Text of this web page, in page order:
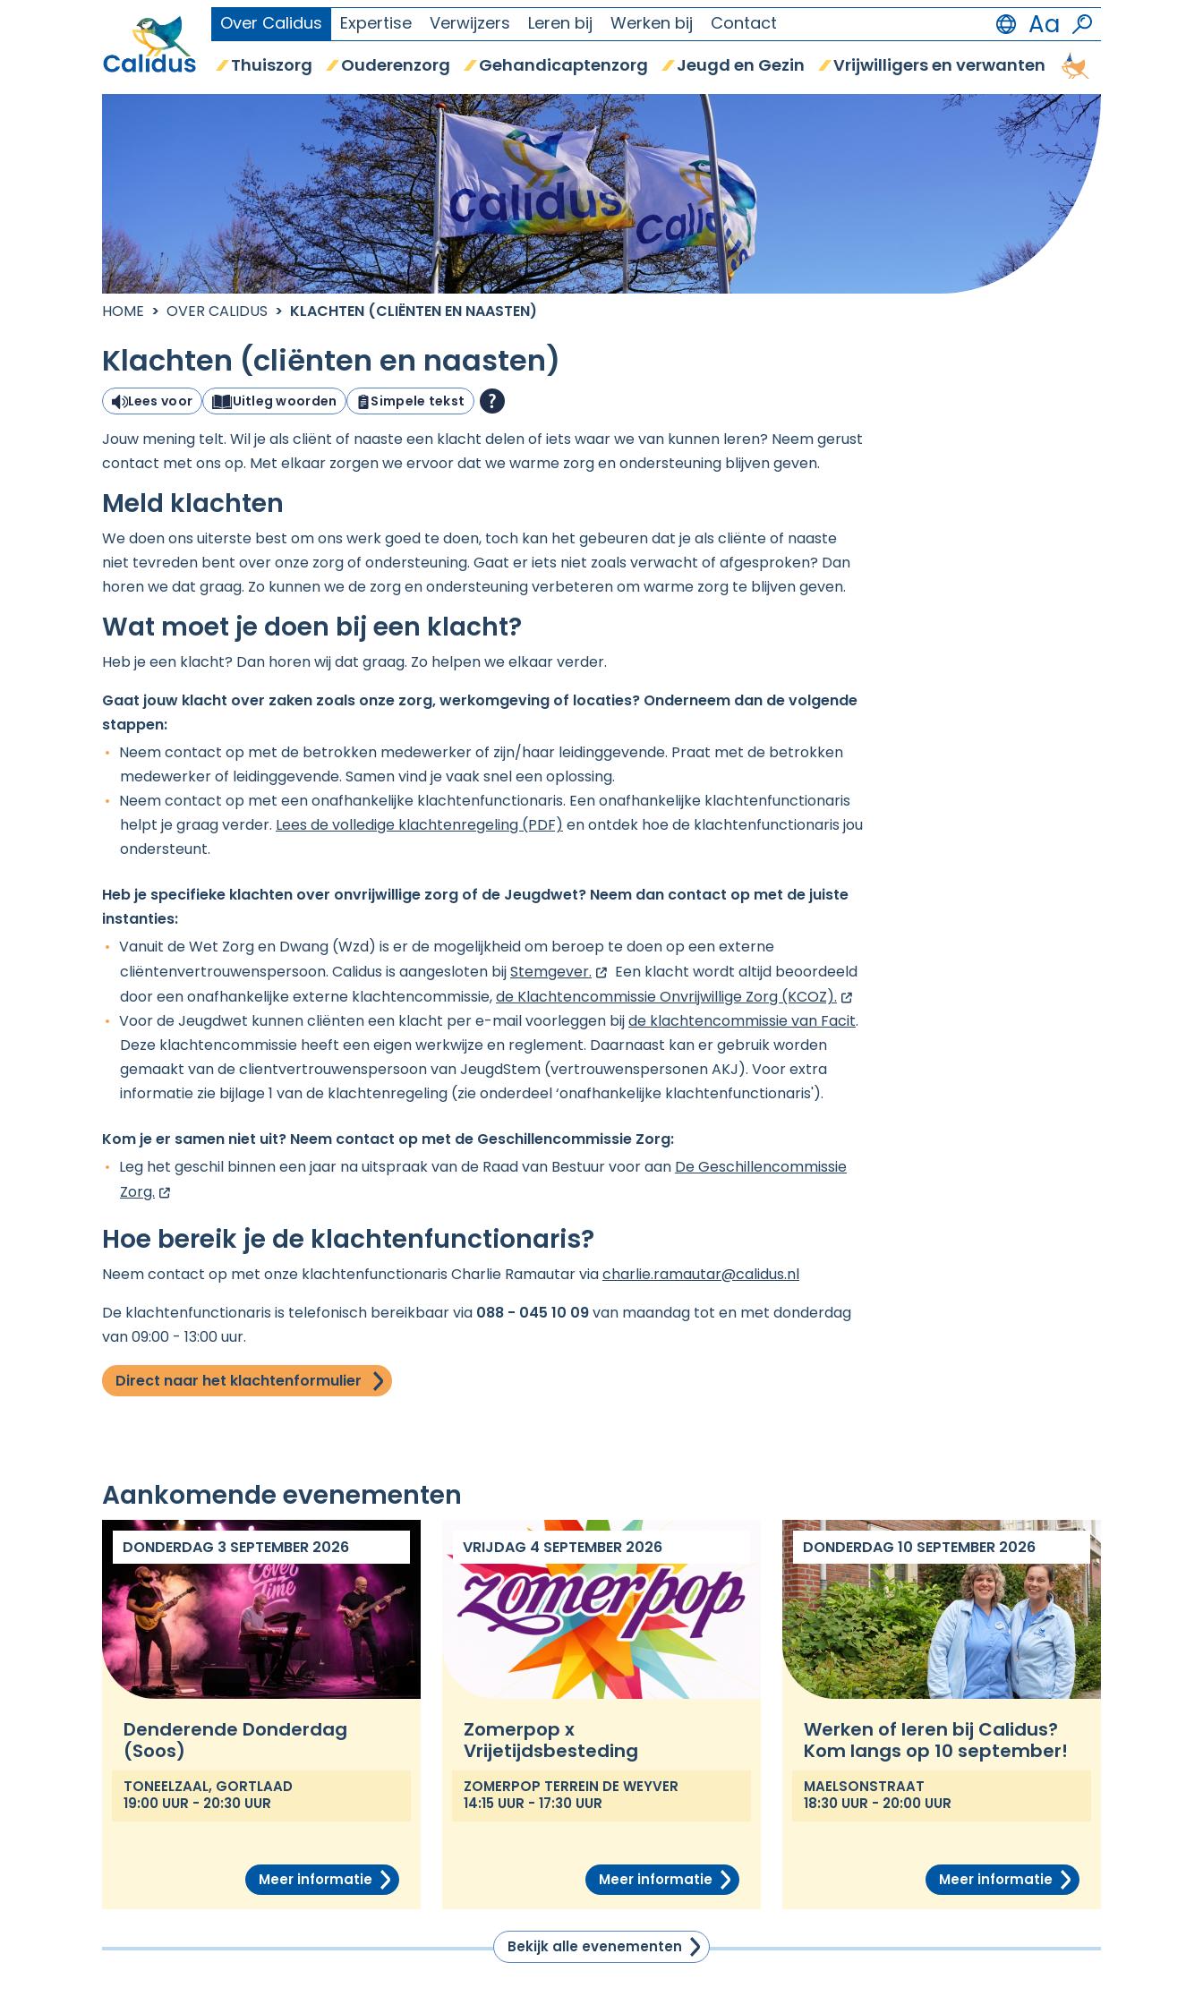
Over Calidus Expertise Verwijzers Leren bij Werken bij Contact
Thuiszorg Ouderenzorg Gehandicaptenzorg Jeugd en Gezin
Vrijwilligers en verwanten
HOME OVER CALIDUS KLACHTEN (CLIËNTEN EN NAASTEN)
Klachten (cliënten en naasten)
Lees voor Uitleg woorden Simpele tekst
Jouw mening telt. Wil je als cliënt of naaste een klacht delen of iets waar we van kunnen leren? Neem gerust
contact met ons op. Met elkaar zorgen we ervoor dat we warme zorg en ondersteuning blijven geven.
Meld klachten
We doen ons uiterste best om ons werk goed te doen, toch kan het gebeuren dat je als cliënte of naaste
niet tevreden bent over onze zorg of ondersteuning. Gaat er iets niet zoals verwacht of afgesproken? Dan
horen we dat graag. Zo kunnen we de zorg en ondersteuning verbeteren om warme zorg te blijven geven.
Wat moet je doen bij een klacht?
Heb je een klacht? Dan horen wij dat graag. Zo helpen we elkaar verder.
Gaat jouw klacht over zaken zoals onze zorg, werkomgeving of locaties? Onderneem dan de volgende
stappen:
Neem contact op met de betrokken medewerker of zijn/haar leidinggevende. Praat met de betrokken
medewerker of leidinggevende. Samen vind je vaak snel een oplossing.
Neem contact op met een onafhankelijke klachtenfunctionaris. Een onafhankelijke klachtenfunctionaris
helpt je graag verder. Lees de volledige klachtenregeling (PDF) en ontdek hoe de klachtenfunctionaris jou
ondersteunt.
Heb je specifieke klachten over onvrijwillige zorg of de Jeugdwet? Neem dan contact op met de juiste
instanties:
Vanuit de Wet Zorg en Dwang (Wzd) is er de mogelijkheid om beroep te doen op een externe
cliëntenvertrouwenspersoon. Calidus is aangesloten bij Stemgever. opent nieuw scherm
Een klacht wordt altijd beoordeeld
door een onafhankelijke externe klachtencommissie, de Klachtencommissie Onvrijwillige Zorg (KCOZ). opent nieuw scherm
Voor de Jeugdwet kunnen cliënten een klacht per e-mail voorleggen bij de klachtencommissie van Facit.
Deze klachtencommissie heeft een eigen werkwijze en reglement. Daarnaast kan er gebruik worden
gemaakt van de clientvertrouwenspersoon van JeugdStem (vertrouwenspersonen AKJ). Voor extra
informatie zie bijlage 1 van de klachtenregeling (zie onderdeel ‘onafhankelijke klachtenfunctionaris').
Kom je er samen niet uit? Neem contact op met de Geschillencommissie Zorg:
Leg het geschil binnen een jaar na uitspraak van de Raad van Bestuur voor aan De Geschillencommissie
Zorg. opent nieuw scherm
Hoe bereik je de klachtenfunctionaris?
Neem contact op met onze klachtenfunctionaris Charlie Ramautar via charlie.ramautar@calidus.nl
De klachtenfunctionaris is telefonisch bereikbaar via 088 - 045 10 09 van maandag tot en met donderdag
van 09:00 - 13:00 uur.
Direct naar het klachtenformulier
Aankomende evenementen
DONDERDAG 3 SEPTEMBER 2026
Denderende Donderdag
(Soos)
TONEELZAAL, GORTLAAD
19:00 UUR - 20:30 UUR
Meer informatie
VRIJDAG 4 SEPTEMBER 2026
Zomerpop x
Vrijetijdsbesteding
ZOMERPOP TERREIN DE WEYVER
14:15 UUR - 17:30 UUR
Meer informatie
DONDERDAG 10 SEPTEMBER 2026
Werken of leren bij Calidus?
Kom langs op 10 september!
MAELSONSTRAAT
18:30 UUR - 20:00 UUR
Meer informatie
Bekijk alle evenementen